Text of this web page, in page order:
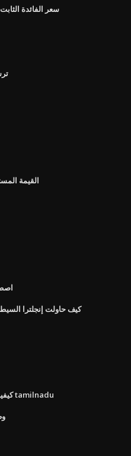
سعر الفائدة
القيمة
كيف حاولت إنجلترا
كيفية فتح حساب آخر على شبكة الإنترنت في tamilnadu